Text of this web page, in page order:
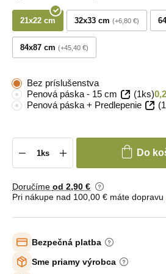
21x22 cm 32x33 cm +6,80 €
84x87 cm +45,40 €
Bez príslušenstva
Penová páska - 15 cm
(1ks)
Penová páska + Predlepenie
Do
Doručíme od 2,90 €
Pri nákupe nad 100,00 € máte dopravu
Bezpečná platba
Sme priamy výrobca